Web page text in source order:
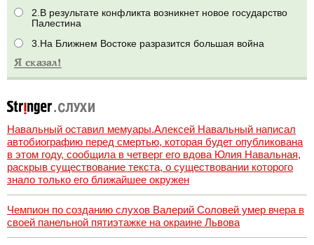
2.В результате конфликта возникнет новое государство
Палестина
3.На Ближнем Востоке разразится большая война
Навальный оставил мемуары.Алексей Навальный написал
автобиографию перед смертью, которая будет опубликована
в этом году, сообщила в четверг его вдова Юлия Навальная,
раскрыв существование текста, о существовании которого
знало только его ближайшее окружен
Чемпион по созданию слухов Валерий Соловей умер вчера в
своей панельной пятиэтажке на окраине Львова